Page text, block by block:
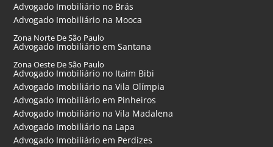
Advogado Imobiliário no Brás
Advogado Imobiliário na Mooca
Zona Norte De São Paulo
Advogado Imobiliário em Santana
Zona Oeste De São Paulo
Advogado Imobiliário no Itaim Bibi
Advogado Imobiliário na Vila Olímpia
Advogado Imobiliário em Pinheiros
Advogado Imobiliário na Vila Madalena
Advogado Imobiliário na Lapa
Advogado Imobiliário em Perdizes